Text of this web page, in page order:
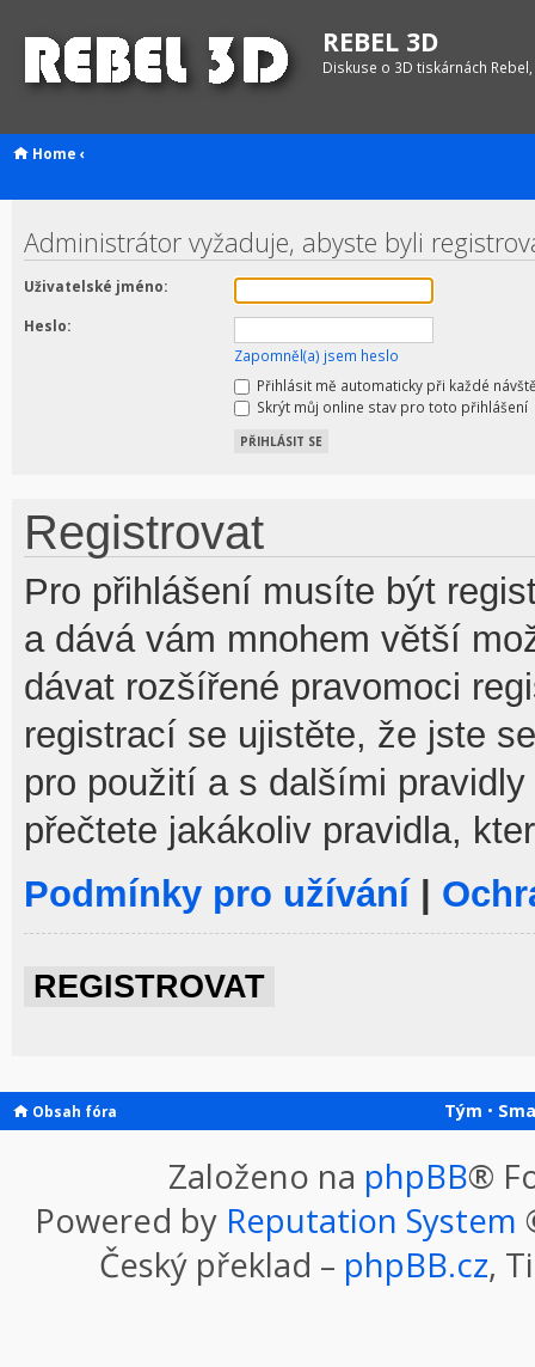
REBEL 3D
Diskuse o 3D tiskárnách
Home ‹
Administrátor vyžaduje, abyste byli
Uživatelské jméno:
Heslo:
Zapomněl(a) jsem heslo
Přihlásit mě automaticky při každé
Skrýt můj online stav pro toto přihlášení
Registrovat
Pro přihlášení musíte být
a dává vám mnohem větší
dávat rozšířené pravomoci
registrací se ujistěte, že jste
pro použití a s dalšími
přečtete jakákoliv pravidla,
Podmínky pro užívání|
REGISTROVAT
Obsah fóra Tým •
Založeno na phpBB®
Powered by Reputation System
Český překlad – phpBB.cz,